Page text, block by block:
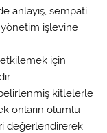
anlayış, sempati
işlevine
için
kitlelerle
onların olumlu
değerlendirerek